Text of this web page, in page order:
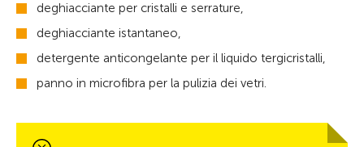
deghiacciante per cristalli e serrature,
deghiacciante istantaneo,
detergente anticongelante per il liquido tergicristalli,
panno in microfibra per la pulizia dei vetri.